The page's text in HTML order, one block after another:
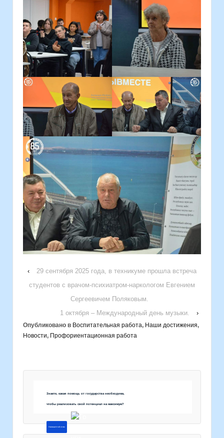
‹
29 сентября 2025 года, в техникуме прошла встреча
студентов с врачом-психиатром-наркологом Евгением
Сергеевичем Поляковым.
1 октября – Международный день музыки.
›
Опубликовано в Воспитательная работа, Наши достижения,
Новости, Профориентационная работа
Знаете, какая помощь от государства необходима,
чтобы реализовать свой потенциал на максимум?
Напишите об этом